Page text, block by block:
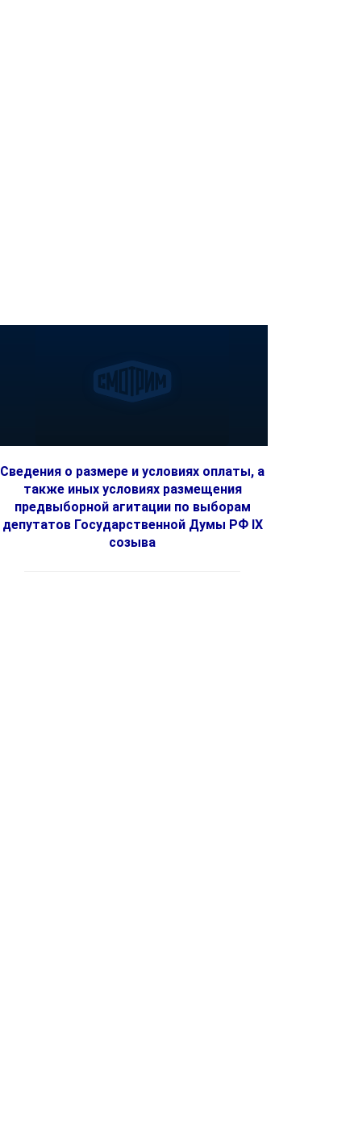
Сведения о размере и условиях оплаты, а
также иных условиях размещения
предвыборной агитации по выборам
депутатов Государственной Думы РФ IX
созыва